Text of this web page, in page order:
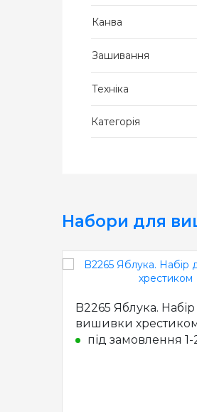
Канва
Зашивання
Техніка
Категорія
Набори для
B2265 Яблука.
вишивки
під замовлення